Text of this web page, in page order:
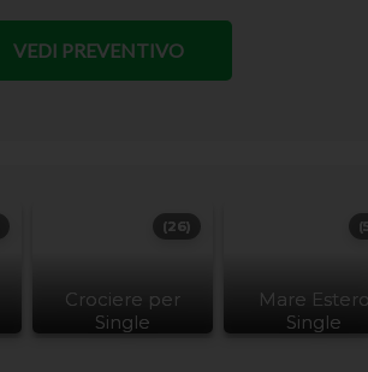
Crociere per
Single
(26)
Mare
Single